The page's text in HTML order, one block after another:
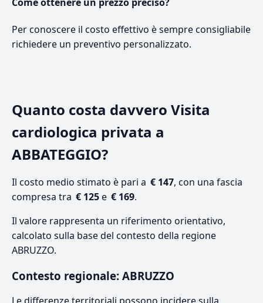
Per conoscere il costo effettivo è sempre consigliabile
richiedere un preventivo personalizzato.
Quanto costa davvero Visita
cardiologica privata a
ABBATEGGIO?
Il costo medio stimato è pari a € 147, con una fascia
compresa tra € 125e € 169.
Il valore rappresenta un riferimento orientativo,
calcolato sulla base del contesto della regione
ABRUZZO.
Contesto regionale: ABRUZZO